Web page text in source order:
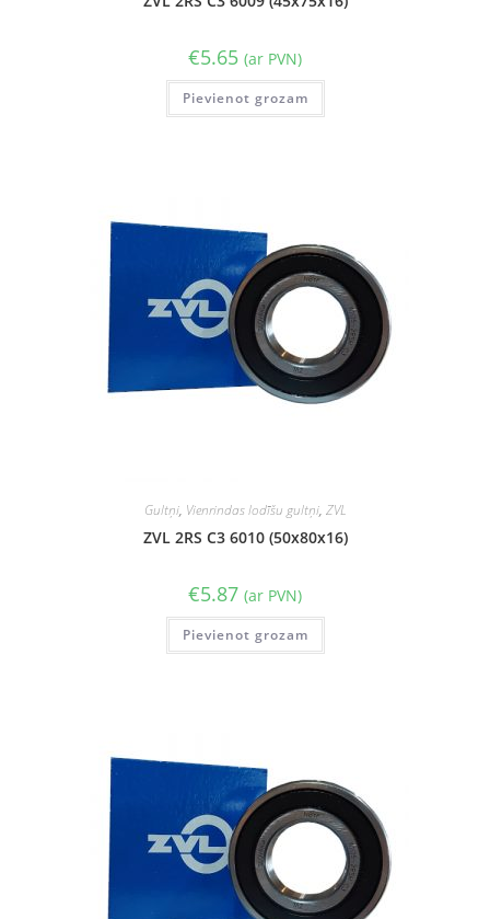
€5.65 (ar PVN)
Pievienot grozam
Gultņi, Vienrindas lodīšu gultņi, ZVL
ZVL 2RS C3 6010 (50x80x16)
€5.87 (ar PVN)
Pievienot grozam